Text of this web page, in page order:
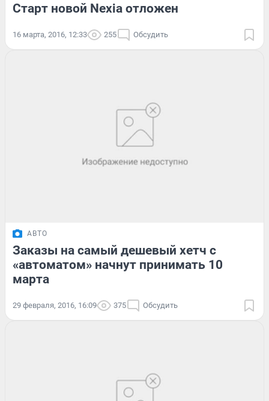
Старт новой Nexia отложен
16 марта, 2016, 12:33 255 Обсудить
АВТО
Заказы на самый дешевый хетч с
«автоматом» начнут принимать 10
марта
29 февраля, 2016, 16:09 375 Обсудить